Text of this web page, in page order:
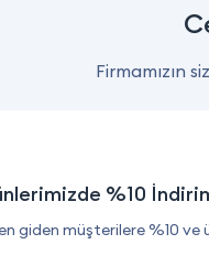
Firmamızın
%10
giden müşterilere %10 ve